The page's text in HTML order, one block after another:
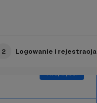
2 Logowanie i rejestracja
korzyści. Rozważ je też.